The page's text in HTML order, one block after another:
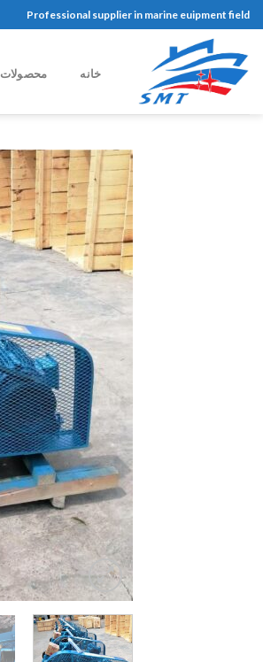
Skip
to
content
Professional supplier in marine euipment field
خانه محصولات